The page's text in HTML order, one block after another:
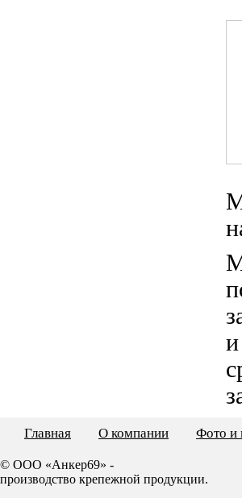
Главная О компании Фото и
© ООО «Анкер69» -
производство крепежной продукции.